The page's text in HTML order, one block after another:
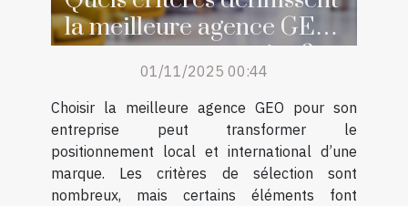
la meilleure agence GEO
pour votre entreprise ?
01/11/2025 00:44
Choisir la meilleure agence GEO pour son
entreprise peut transformer le
positionnement local et international d’une
marque. Les critères de sélection sont
nombreux, mais certains éléments font